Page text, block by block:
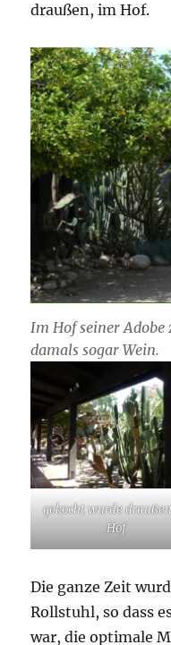
draußen, im Hof.
Im Hof seiner
damals sogar Wein.
gekocht wurde
Hof
Die ganze Zeit
Rollstuhl, so dass
war, die optimale